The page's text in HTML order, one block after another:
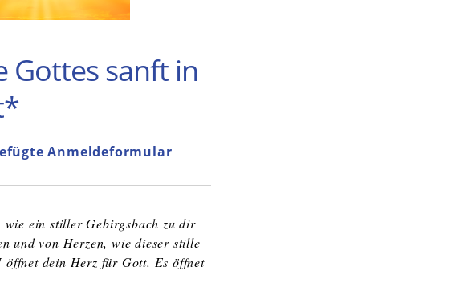
Gottes sanft in
Anmeldeformular
wie ein stiller Gebirgsbach zu dir
und von Herzen, wie dieser stille
dein Herz für Gott. Es öffnet